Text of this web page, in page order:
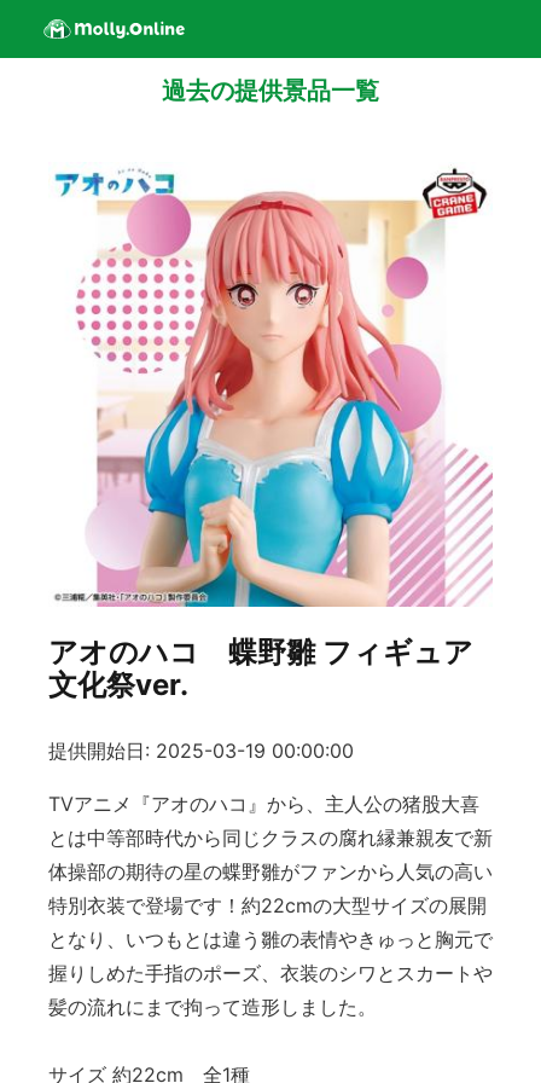
過去の提供景品一覧
アオのハコ 蝶野雛 フィギュア
文化祭ver.
提供開始日: 2025-03-19 00:00:00
TVアニメ『アオのハコ』から、主人公の猪股大喜
とは中等部時代から同じクラスの腐れ縁兼親友で新
体操部の期待の星の蝶野雛がファンから人気の高い
特別衣装で登場です！約22cmの大型サイズの展開
となり、いつもとは違う雛の表情やきゅっと胸元で
握りしめた手指のポーズ、衣装のシワとスカートや
髪の流れにまで拘って造形しました。
サイズ 約22cm 全1種